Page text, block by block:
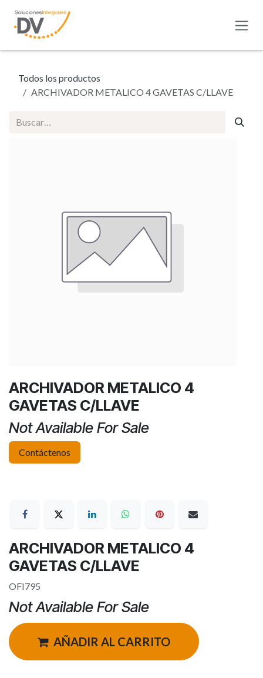
Todos los productos
ARCHIVADOR METALICO 4 GAVETAS C/LLAVE
ARCHIVADOR METALICO 4
GAVETAS C/LLAVE
Not Available For Sale
Contáctenos
ARCHIVADOR METALICO 4
GAVETAS C/LLAVE
OFI795
Not Available For Sale
AÑADIR AL CARRITO